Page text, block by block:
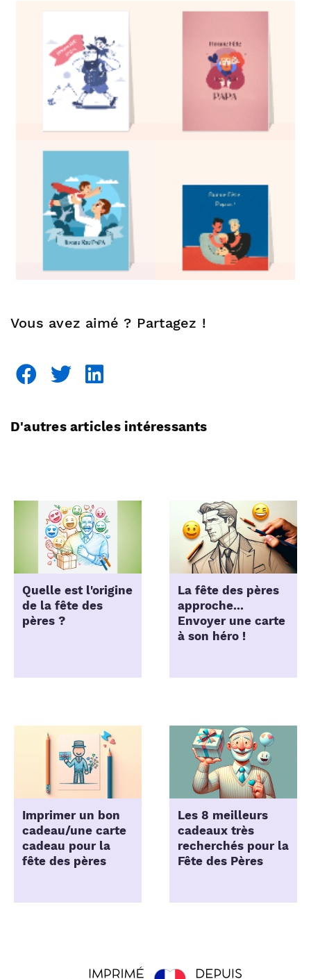
Vous avez aimé ? Partagez !
D'autres articles intéressants
Quelle est l'origine
de la fête des
pères ?
La fête des pères
approche...
Envoyer une carte
à son héro !
Imprimer un bon
cadeau/une carte
cadeau pour la
fête des pères
Les 8 meilleurs
cadeaux très
recherchés pour la
Fête des Pères